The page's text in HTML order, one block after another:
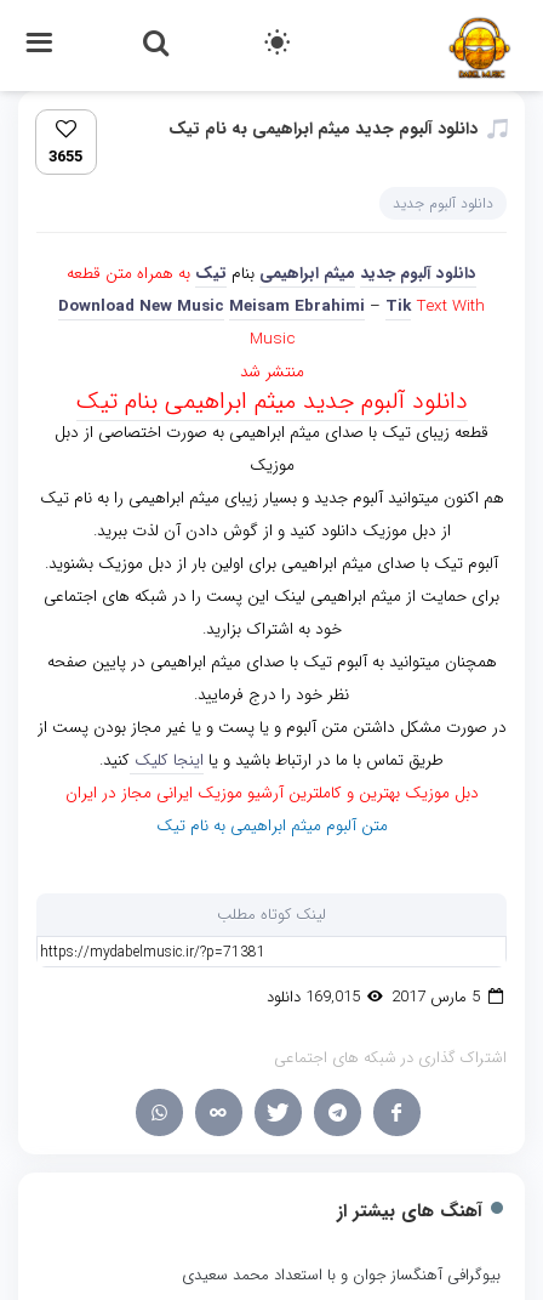
دانلود آلبوم جدید میثم ابراهیمی به نام تیک
3655
دانلود آلبوم جدید
دانلود آلبوم جدید میثم ابراهیمی بنام تیک به همراه متن قطعه
Download New Music Meisam Ebrahimi – TikText With
Music
منتشر شد
دانلود آلبوم جدید میثم ابراهیمی بنام تیک
قطعه زیبای تیک با صدای میثم ابراهیمی به صورت اختصاصی از دبل
موزیک
هم اکنون میتوانید آلبوم جدید و بسیار زیبای میثم ابراهیمی را به نام تیک
از دبل موزیک دانلود کنید و از گوش دادن آن لذت ببرید.
آلبوم تیک با صدای میثم ابراهیمی برای اولین بار از دبل موزیک بشنوید.
برای حمایت از میثم ابراهیمی لینک این پست را در شبکه های اجتماعی
خود به اشتراک بزارید.
همچنان میتوانید به آلبوم تیک با صدای میثم ابراهیمی در پایین صفحه
نظر خود را درج فرمایید.
در صورت مشکل داشتن متن آلبوم و یا پست و یا غیر مجاز بودن پست از
طریق تماس با ما در ارتباط باشید و یا اینجا کلیک کنید.
دبل موزیک بهترین و کاملترین آرشیو موزیک ایرانی مجاز در ایران
متن آلبوم میثم ابراهیمی به نام تیک
لینک کوتاه مطلب
5 مارس 2017 169,015 دانلود
اشتراک گذاری در شبکه های اجتماعی
آهنگ های بیشتر از
بیوگرافی آهنگساز جوان و با استعداد محمد سعیدی